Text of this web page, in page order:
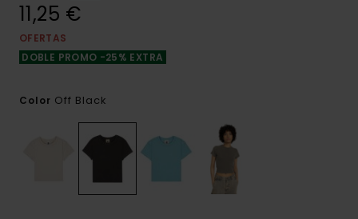
11,25 €
OFERTAS
DOBLE PROMO -25% EXTRA
Color Off Black